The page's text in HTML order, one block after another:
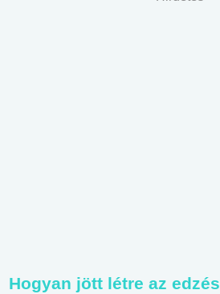
Hogyan jött létre az